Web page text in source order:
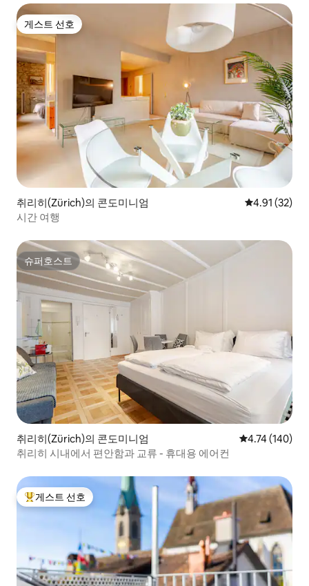
게스트 선호
게스트 선호
취리히(Zürich)의 콘도미니엄 평점 4.91점
4.91 (32)
시간 여행
슈퍼호스트
슈퍼호스트
취리히(Zürich)의 콘도미니엄 평점 4.74점(5
4.74 (140)
취리히 시내에서 편안함과 교류 - 휴대용 에어컨
상위 게스트 선호
게스트 선호